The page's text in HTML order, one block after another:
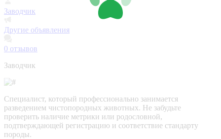
Заводчик
Другие объявления
0 отзывов
Заводчик
Специалист, который профессионально занимается
разведением чистопородных животных. Не забудьте
проверить наличие метрики или родословной,
подтверждающей регистрацию и соответствие стандарту
породы.